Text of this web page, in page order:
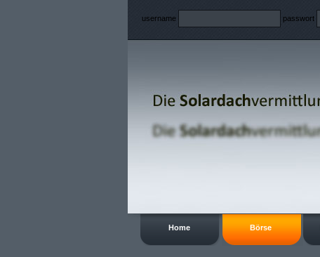
username passwort
Home Börse